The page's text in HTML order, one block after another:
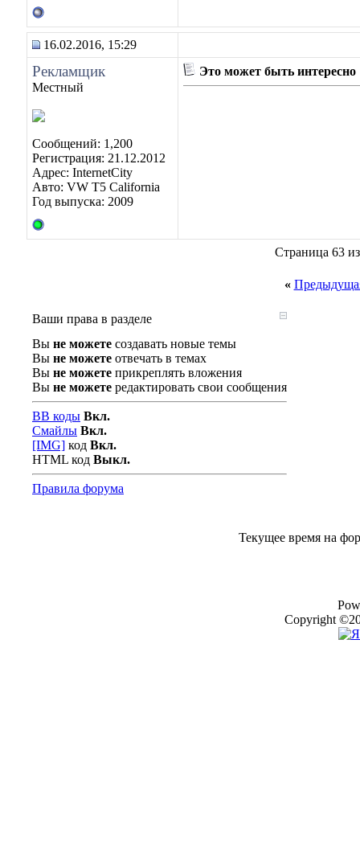
16.02.2016, 15:29
Рекламщик
Местный
Сообщений: 1,200
Регистрация: 21.12.2012
Адрес: InternetCity
Авто: VW T5 California
Год выпуска: 2009
Это может быть интересно
Страница 63
«
Ваши права в разделе
Вы не можете создавать новые темы
Вы не можете отвечать в темах
Вы не можете прикреплять вложения
Вы не можете редактировать свои сообщения
BB коды Вкл.
Смайлы Вкл.
[IMG] код Вкл.
HTML код Выкл.
Правила форума
Текущее время на
Copyright